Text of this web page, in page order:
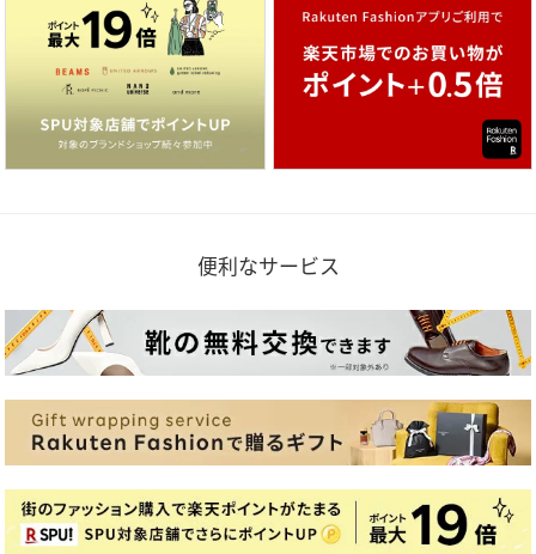
便利なサービス